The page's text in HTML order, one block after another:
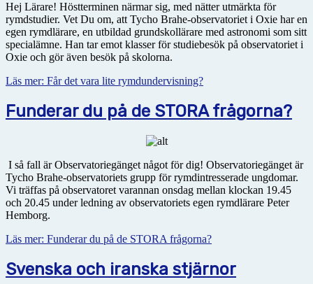
Hej Lärare! Höstterminen närmar sig, med nätter utmärkta för
rymdstudier. Vet Du om, att Tycho Brahe-observatoriet i Oxie har en
egen rymdlärare, en utbildad grundskollärare med astronomi som sitt
specialämne. Han tar emot klasser för studiebesök på observatoriet i
Oxie och gör även besök på skolorna.
Läs mer: Får det vara lite rymdundervisning?
Funderar du på de STORA frågorna?
I så fall är Observatoriegänget något för dig! Observatoriegänget är
Tycho Brahe-observatoriets grupp för rymdintresserade ungdomar.
Vi träffas på observatoret varannan onsdag mellan klockan 19.45
och 20.45 under ledning av observatoriets egen rymdlärare Peter
Hemborg.
Läs mer: Funderar du på de STORA frågorna?
Svenska och iranska stjärnor